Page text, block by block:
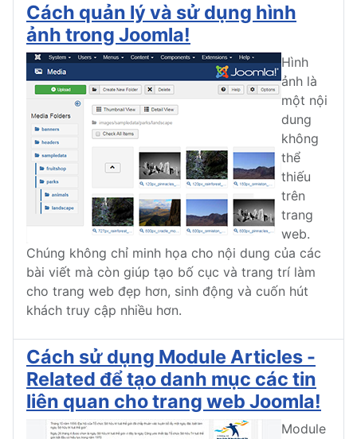
Cách quản lý và sử dụng hình
ảnh trong Joomla!
Hình
ảnh là
một nội
dung
không
thể
thiếu
trên
trang
web.
Chúng không chỉ minh họa cho nội dung của các
bài viết mà còn giúp tạo bố cục và trang trí làm
cho trang web đẹp hơn, sinh động và cuốn hút
khách truy cập nhiều hơn.
Cách sử dụng Module Articles -
Related để tạo danh mục các tin
liên quan cho trang web Joomla!
Module